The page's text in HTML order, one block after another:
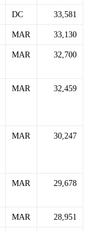
DC 33,581
MAR 33,130
MAR 32,700
MAR 32,459
MAR 30,247
MAR 29,678
MAR 28,951